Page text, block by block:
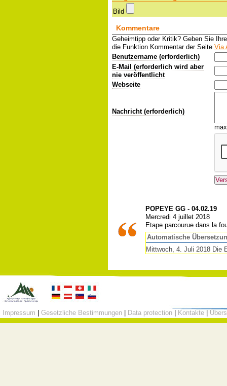
Bild
Kommentare
Geheimtipp oder Kritik? Geben Sie
die Funktion Kommentar der Seite Via
Benutzername (erforderlich)
E-Mail (erforderlich wird aber
nie veröffentlicht
Webseite
Nachricht (erforderlich)
POPEYE GG - 04.02.19
Mercredi 4 juillet 2018
Etape parcourue dans la
Automatische
Mittwoch, 4. Juli 2018 Die
Impressum Gesetzliche Bestimmungen Data protection Kontakte